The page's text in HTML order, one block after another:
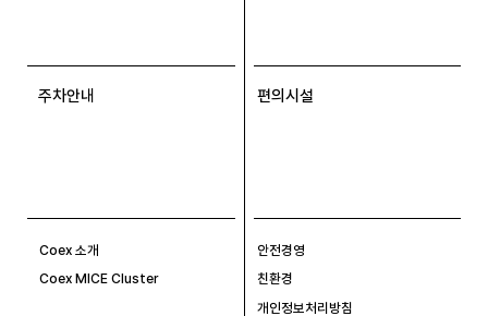
주차안내 편의시설
Coex 소개
Coex MICE Cluster
안전경영
친환경
개인정보처리방침